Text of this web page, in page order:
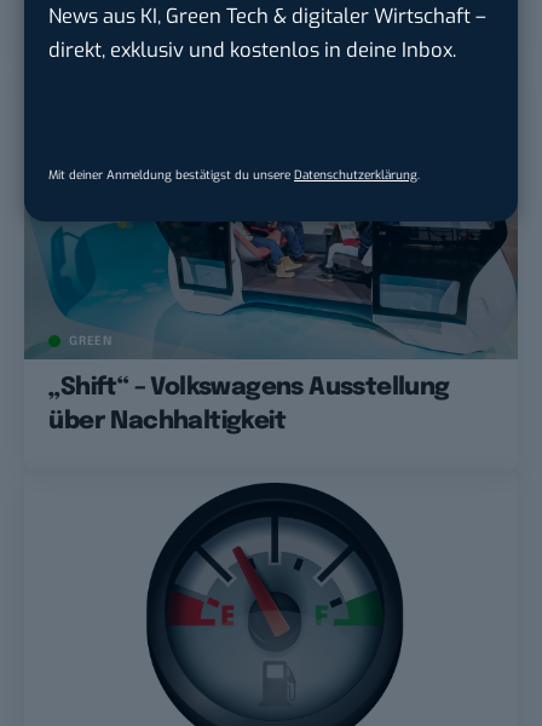
News aus KI, Green Tech & digitaler Wirtschaft –
direkt, exklusiv und kostenlos in deine Inbox.
Mit deiner Anmeldung bestätigst du unsere Datenschutzerklärung
Autohersteller
GREEN
„Shift“ – Volkswagens Ausstellung
über Nachhaltigkeit